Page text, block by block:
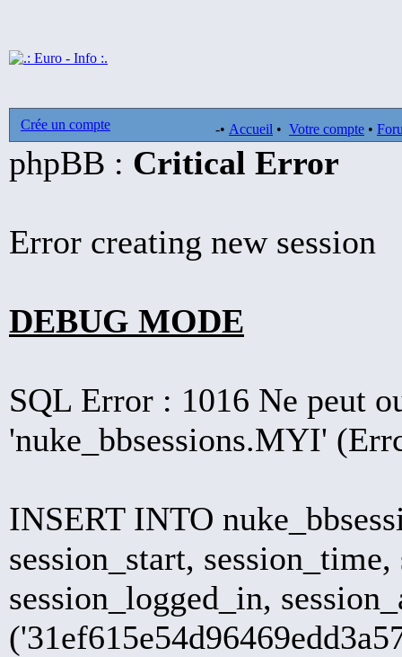
Crée un compte -• Accueil • Votre compte •
phpBB : Critical Error
Error creating new session
DEBUG MODE
SQL Error : 1016 Ne peut
'nuke_bbsessions.MYI'
INSERT INTO
session_start,
session_logged_in,